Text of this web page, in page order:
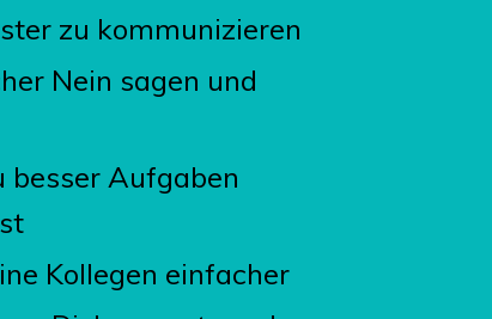
zu kommunizieren
Nein sagen und
besser Aufgaben
Kollegen einfacher